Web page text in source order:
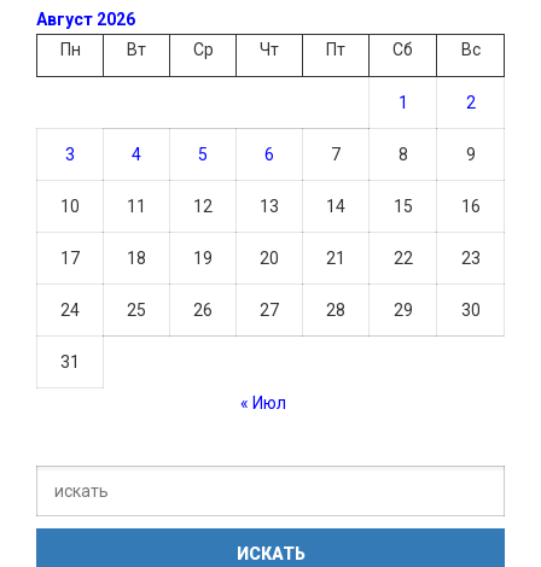
Август 2026
Пн
Вт Ср Чт Пт Сб Вс
1 2
3 4 5 6 7 8 9
10 11 12 13 14 15 16
17 18 19 20 21 22 23
24 25 26 27 28 29 30
31
« Июл